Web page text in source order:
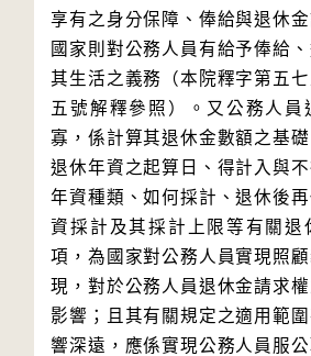
享有之身分保障、俸給與退休金
國家則對公務人員有給予俸給
其生活之義務（本院釋字第五
五號解釋參照）。又公務人員
寡，係計算其退休金數額之基
退休年資之起算日、得計入與
年資種類、如何採計、退休後
資採計及其採計上限等有關退
項，為國家對公務人員實現照
現，對於公務人員退休金請求
影響；且其有關規定之適用範
響深遠，應係實現公務人員服